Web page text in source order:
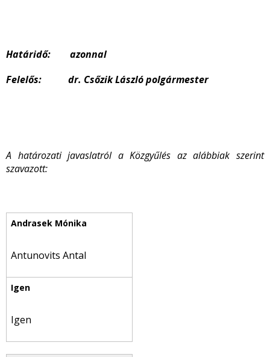
Határidő: azonnal
Felelős: dr. Csőzik László polgármester
A határozati javaslatról a Közgyűlés az alábbiak szerint
szavazott:
Antunovits Antal
Igen